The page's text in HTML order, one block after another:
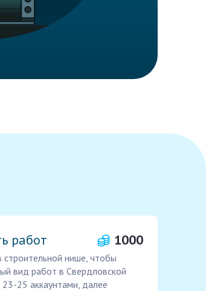
работ 1000
строительной нише, чтобы
вид работ в Свердловской
25 аккаунтами, далее